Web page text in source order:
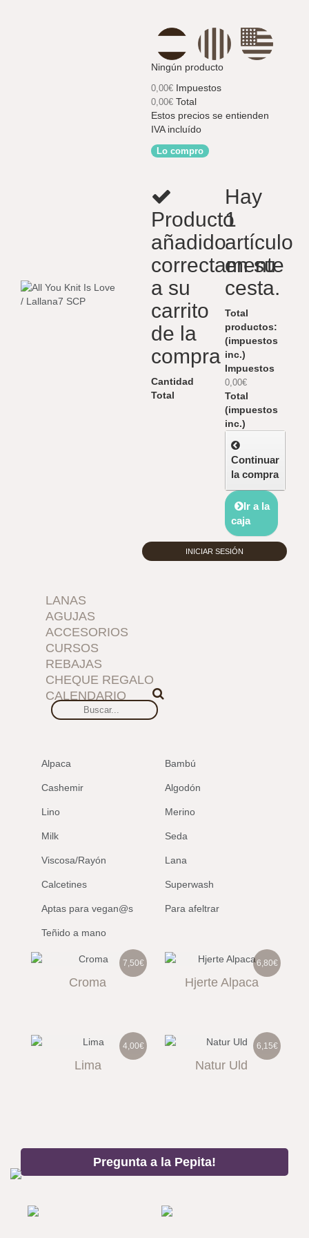
Ningún producto
0,00€ Impuestos
0,00€ Total
Estos precios se entienden
IVA incluído
Lo compro
Producto
añadido
correctamente
a su
carrito
de la
compra
Cantidad
Total
Hay
1
artículo
en su
cesta.
Total
productos:
(impuestos
inc.)
Impuestos
0,00€
Total
(impuestos
inc.)
Continuar
la compra
Ir a la
caja
INICIAR SESIÓN
LANAS
AGUJAS
ACCESORIOS
CURSOS
REBAJAS
CHEQUE REGALO
CALENDARIO
Alpaca Bambú
Cashemir Algodón
Lino Merino
Milk Seda
Viscosa/Rayón Lana
Calcetines Superwash
Aptas para vegan@s Para afeltrar
Teñido a mano
7,50€
Croma
6,80€
Hjerte Alpaca
4,00€
Lima
6,15€
Natur Uld
Pregunta a la Pepita!